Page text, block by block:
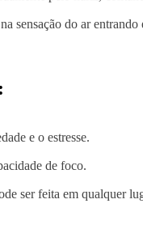
sensação do ar
e o estresse.
de foco.
ser feita em qualquer